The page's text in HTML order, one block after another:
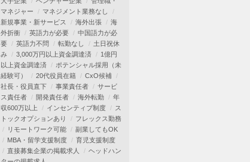
マネジャー
マネジメント業務なし
新規事業・新サービス
海外出張
海
外折衝
英語力が必要
中国語力が必
要
英語力不問 転勤なし
土日祝休
み
3,000万円以上資金調達済
1億円
以上資金調達済
ポテンシャル採用（未
経験可）
20代役員在籍
CxO候補
社長・役員直下
事業責任者
サービ
ス責任者
開発責任者 海外転勤
年
収600万以上
インセンティブ制度
ス
トックオプションあり
フレックス勤務
リモートワーク可能
副業してもOK
MBA・留学支援制度
育児支援制度
直接募集企業の掲載求人
ヘッドハン